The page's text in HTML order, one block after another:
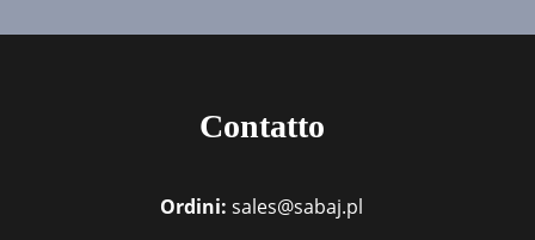
Contatto
Ordini: sales@sabaj.pl